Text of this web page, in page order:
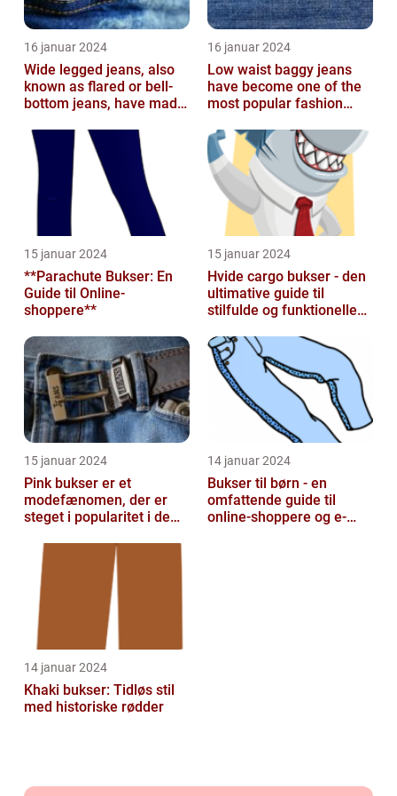
16 januar 2024
Wide legged jeans, also
known as flared or bell-
bottom jeans, have made
fash...
16 januar 2024
Low waist baggy jeans
have become one of the
most popular fashion
15 januar 2024
**Parachute Bukser: En
Guide til Online-
shoppere**
15 januar 2024
Hvide cargo bukser - den
ultimative guide til
stilfulde og funktionelle
15 januar 2024
Pink bukser er et
modefænomen, der er
steget i popularitet i de
14 januar 2024
Bukser til børn - en
omfattende guide til
online-shoppere og e-
14 januar 2024
Khaki bukser: Tidløs stil
med historiske rødder